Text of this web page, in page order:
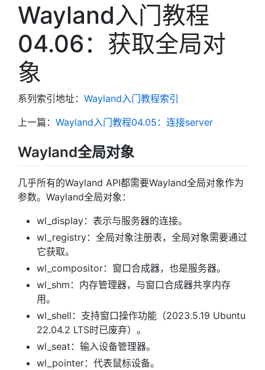
Wayland入门教程
04.06：获取全局对
象
系列索引地址： Wayland入门教程索引
上一篇： Wayland入门教程04.05：连接server
Wayland全局对象
几乎所有的Wayland API都需要Wayland全局对象作为
参数。Wayland全局对象：
wl_display：表示与服务器的连接。
wl_registry：全局对象注册表，全局对象需要通过
它获取。
wl_compositor：窗口合成器，也是服务器。
wl_shm：内存管理器，与窗口合成器共享内存
用。
wl_shell：支持窗口操作功能（2023.5.19 Ubuntu
22.04.2 LTS时已废弃）。
wl_seat：输入设备管理器。
wl_pointer：代表鼠标设备。